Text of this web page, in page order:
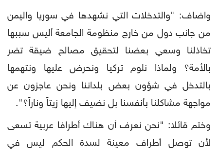
واضاف: "والتدخلات التي نشهدها في سوريا واليمن
من جانب دول من خارج منظومة الجامعة أليس سببها
تخاذلنا وسعي بعضنا لتحقيق مصالح ضيقة تضر
بالأمة؟ ولماذا نلوم تركيا ونحرض عليها ونتهمها
بالتدخل في شؤون بعض بلداننا ونحن عاجزون عن
مواجهة مشاكلنا بأنفسنا بل نضيف إليها زيتاً وناراً؟".
وختم قائلا: "نحن نعرف أن هناك أطرافا عربية تسعى
لأن توصل أطراف معينة لسدة الحكم ليس في